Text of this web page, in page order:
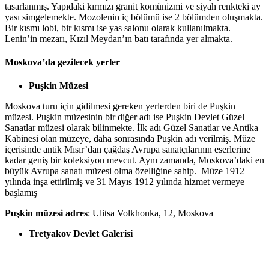
tasarlanmış. Yapıdaki kırmızı granit komünizmi ve siyah renkteki ay
yası simgelemekte. Mozolenin iç bölümü ise 2 bölümden oluşmakta.
Bir kısmı lobi, bir kısmı ise yas salonu olarak kullanılmakta.
Lenin’in mezarı, Kızıl Meydan’ın batı tarafında yer almakta.
Moskova’da gezilecek yerler
Puşkin Müzesi
Moskova turu için gidilmesi gereken yerlerden biri de Puşkin
müzesi. Puşkin müzesinin bir diğer adı ise Puşkin Devlet Güzel
Sanatlar müzesi olarak bilinmekte. İlk adı Güzel Sanatlar ve Antika
Kabinesi olan müzeye, daha sonrasında Puşkin adı verilmiş. Müze
içerisinde antik Mısır’dan çağdaş Avrupa sanatçılarının eserlerine
kadar geniş bir koleksiyon mevcut. Aynı zamanda, Moskova’daki en
büyük Avrupa sanatı müzesi olma özelliğine sahip. Müze 1912
yılında inşa ettirilmiş ve 31 Mayıs 1912 yılında hizmet vermeye
başlamış
Puşkin müzesi adres: Ulitsa Volkhonka, 12, Moskova
Tretyakov Devlet Galerisi